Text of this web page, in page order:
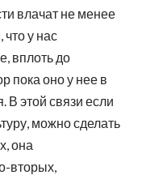
влачат не менее
у нас
вплоть до
пока оно у нее в
В этой связи если
можно сделать
она
вторых,